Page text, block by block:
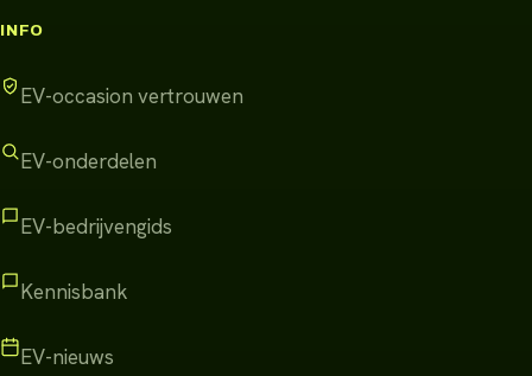
INFO
EV-occasion vertrouwen
EV-onderdelen
EV-bedrijvengids
Kennisbank
EV-nieuws